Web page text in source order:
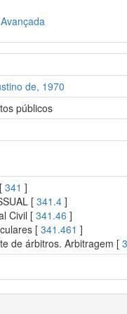
de, 1970
públicos
[341 ]
[341.4 ]
Civil [341.46 ]
[341.461 ]
de árbitros. Arbitragem [